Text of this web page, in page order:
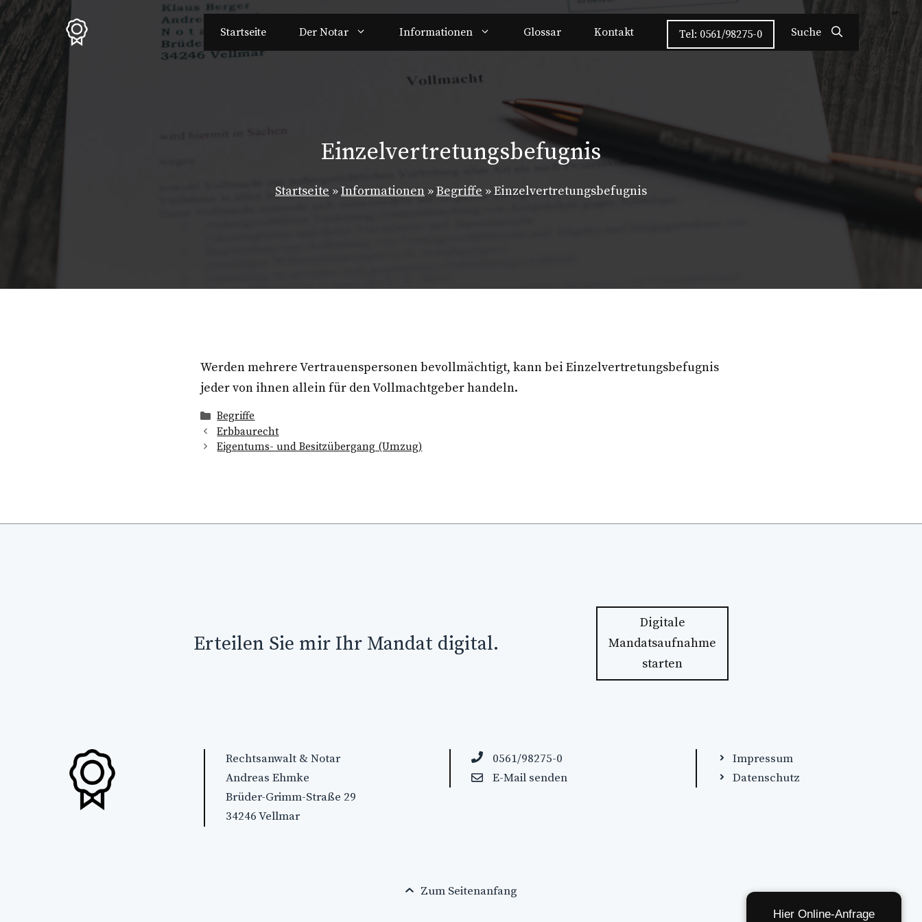
Zum
Inhalt
springen
Startseite Der Notar Informationen Glossar Kontakt Tel: 0561/98275-0 Suche
Einzelvertretungsbefugnis
Startseite »Informationen »Begriffe »Einzelvertretungsbefugnis
Werden mehrere Vertrauenspersonen bevollmächtigt, kann bei Einzelvertretungsbefugnis
jeder von ihnen allein für den Vollmachtgeber handeln.
Kategorien
Begriffe
Erbbaurecht
Eigentums- und Besitzübergang (Umzug)
Erteilen Sie mir Ihr Mandat digital.
Digitale
Mandatsaufnahme
starten
Rechtsanwalt & Notar
Andreas Ehmke
Brüder-Grimm-Straße 29
34246 Vellmar
0561/98275-0
E-Mail senden
Impressum
Datenschutz
Zum Seitenanfang
Hier Online-Anfrage